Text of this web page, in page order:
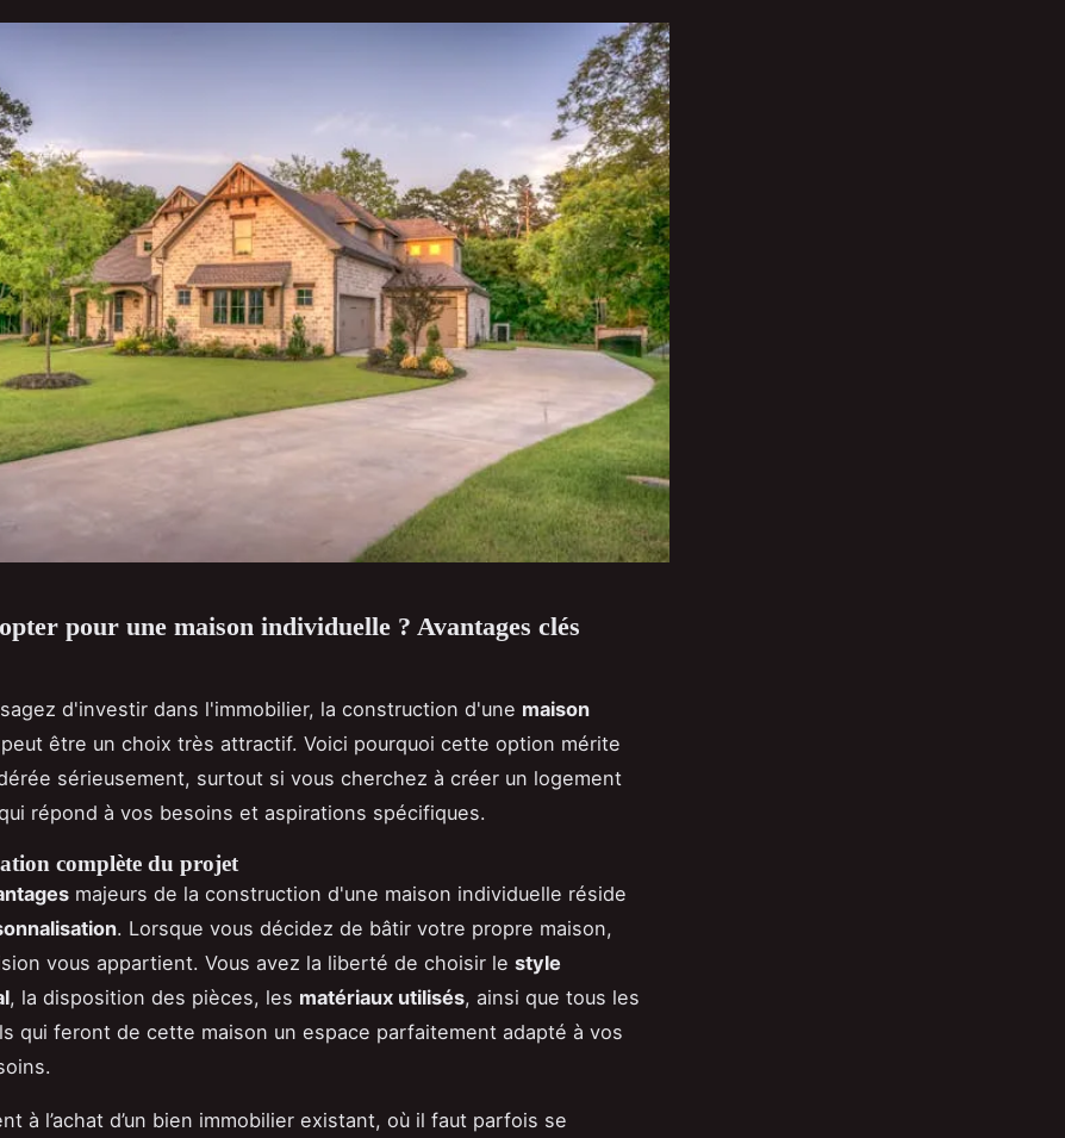
pour une maison individuelle ? Avantages clés
d'investir dans l'immobilier, la construction d'une maison
peut être un choix très attractif. Voici pourquoi cette option mérite
sérieusement, surtout si vous cherchez à créer un logement
répond à vos besoins et aspirations spécifiques.
complète du projet
majeurs de la construction d'une maison individuelle réside
. Lorsque vous décidez de bâtir votre propre maison,
vous appartient. Vous avez la liberté de choisir le style
, la disposition des pièces, les matériaux utilisés, ainsi que tous les
qui feront de cette maison un espace parfaitement adapté à vos
à l’achat d’un bien immobilier existant, où il faut parfois se